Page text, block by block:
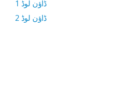
ڈاؤن لوڈ 1
ڈاؤن لوڈ 2